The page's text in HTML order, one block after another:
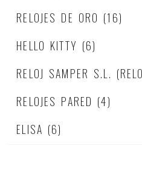
RELOJES DE ORO (16)
HELLO KITTY (6)
RELOJ SAMPER S.L.
RELOJES PARED (4)
ELISA (6)